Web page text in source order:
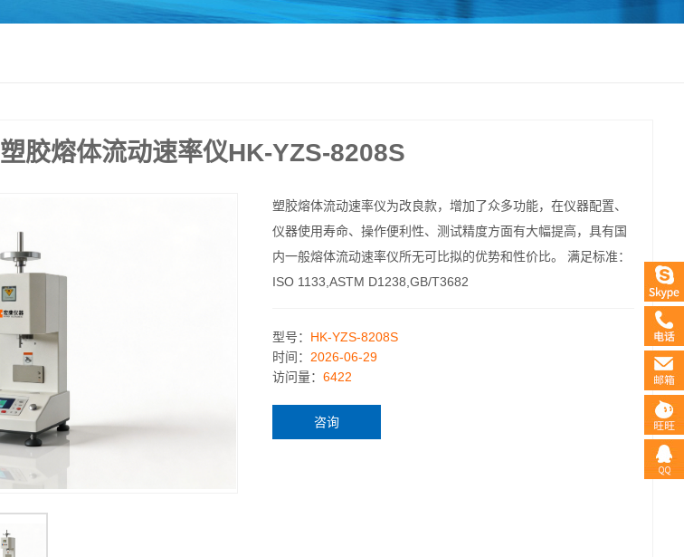
塑胶熔体流动速率仪HK-YZS-8208S
塑胶熔体流动速率仪为改良款，增加了众多功能，在仪器配置、
仪器使用寿命、操作便利性、测试精度方面有大幅提高，具有国
内一般熔体流动速率仪所无可比拟的优势和性价比。 满足标准：
ISO 1133,ASTM D1238,GB/T3682
型号： HK-YZS-8208S
时间： 2026-06-29
访问量： 6422
咨询